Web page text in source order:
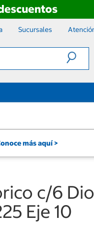
Sucursales
más aquí >
c/6
Eje 10